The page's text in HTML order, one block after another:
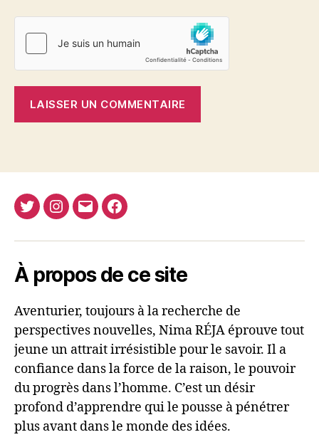
TwitterInstagram
E-
Facebook
À propos de ce site
Aventurier, toujours à la recherche de
perspectives nouvelles, Nima RÉJA éprouve tout
jeune un attrait irrésistible pour le savoir. Il a
confiance dans la force de la raison, le pouvoir
du progrès dans l’homme. C’est un désir
profond d’apprendre qui le pousse à pénétrer
plus avant dans le monde des idées.